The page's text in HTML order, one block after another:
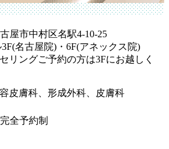
屋市中村区名駅4-10-25
名古屋院)・6F(アネックス院)
リングご予約の方は3Fにお越しく
皮膚科、形成外科、皮膚科
全予約制